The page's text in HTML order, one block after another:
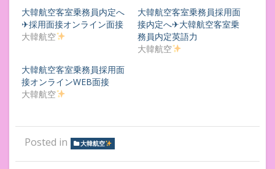
大韓航空客室乗務員内定へ
✈採用面接オンライン面接
大韓航空
大韓航空客室乗務員採用面
接内定へ✈大韓航空客室乗
務員内定英語力
大韓航空
大韓航空客室乗務員採用面
接オンラインWEB面接
大韓航空
Posted in 大韓航空